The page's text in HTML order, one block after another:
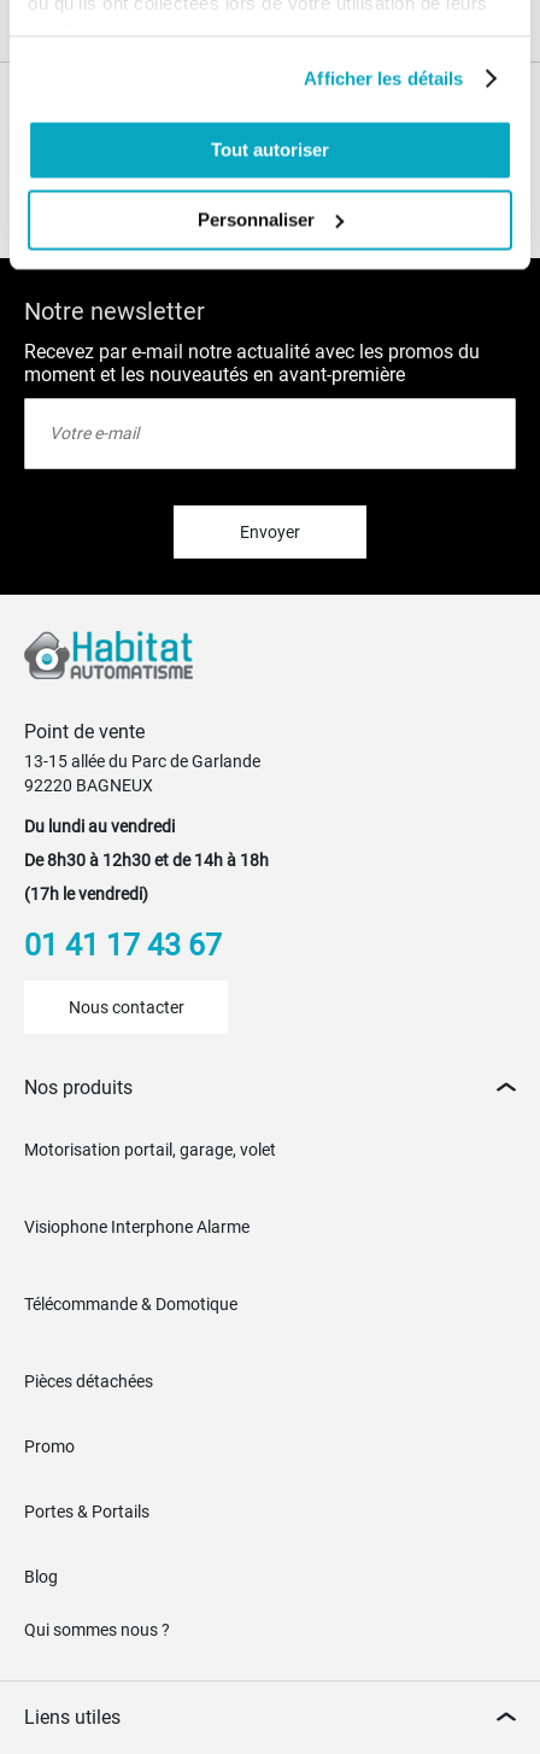
Afficher les détails
Tout autoriser
Personnaliser
Blog FAQ
Notre newsletter
Recevez par e-mail notre actualité avec les promos du
moment et les nouveautés en avant-première
Envoyer
Point de vente
13-15 allée du Parc de Garlande
92220 BAGNEUX
Du lundi au vendredi
De 8h30 à 12h30 et de 14h à 18h
(17h le vendredi)
01 41 17 43 67
Nous contacter
Nos produits
Motorisation portail, garage, volet
Visiophone Interphone Alarme
Télécommande & Domotique
Pièces détachées
Promo
Portes & Portails
Blog
Qui sommes nous ?
Liens utiles